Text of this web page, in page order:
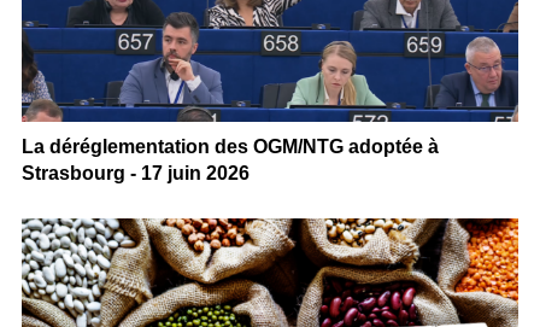
La déréglementation des OGM/NTG adoptée à
Strasbourg - 17 juin 2026